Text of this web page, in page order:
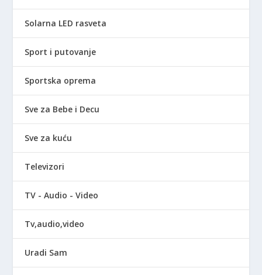
Solarna LED rasveta
Sport i putovanje
Sportska oprema
Sve za Bebe i Decu
Sve za kuću
Televizori
TV - Audio - Video
Tv,audio,video
Uradi Sam